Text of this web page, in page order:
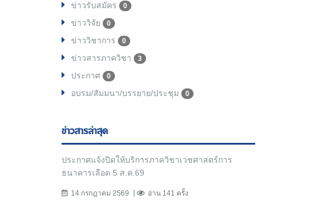
ข่าวรับสมัคร 0
ข่าววิจัย 0
ข่าววิชาการ 0
ข่าวสารภาควิชา 3
ประกาศ 0
อบรม/สัมมนา/บรรยาย/ประชุม 0
ข่าวสารล่าสุด
ประกาศแจ้งปิดให้บริการภาควิชาเวชศาสตร์การ
ธนาคารเลือด 5 ส.ค.69
14 กรกฎาคม 2569 อ่าน 141 ครั้ง